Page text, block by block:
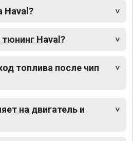
Haval?
Haval?
топлива после чип
на двигатель и